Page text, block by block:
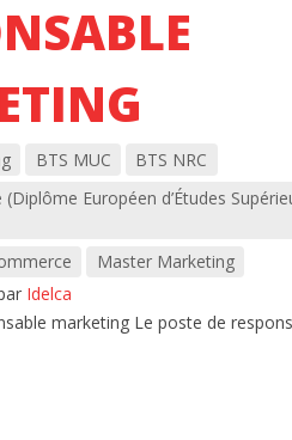
BTS MUC
BTS NRC
(Diplôme Européen d’Études
Master Marketing
Idelca
marketing Le poste de